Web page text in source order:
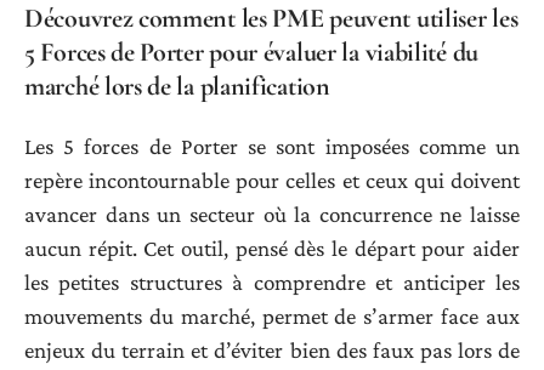
Découvrez comment les PME peuvent utiliser les
5 Forces de Porter pour évaluer la viabilité du
marché lors de la planification
Les 5 forces de Porter se sont imposées comme un
repère incontournable pour celles et ceux qui doivent
avancer dans un secteur où la concurrence ne laisse
aucun répit. Cet outil, pensé dès le départ pour aider
les petites structures à comprendre et anticiper les
mouvements du marché, permet de s’armer face aux
enjeux du terrain et d’éviter bien des faux pas lors de